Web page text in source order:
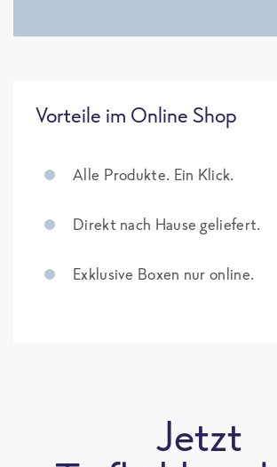
Vorteile im Online Shop
Alle Produkte. Ein Klick.
Direkt nach Hause geliefert.
Exklusive Boxen nur online.
Jetzt